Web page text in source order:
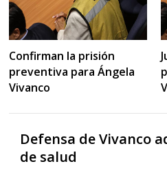
Confirman la prisión
preventiva para Ángela
Vivanco
Defensa de Vivanco
de salud